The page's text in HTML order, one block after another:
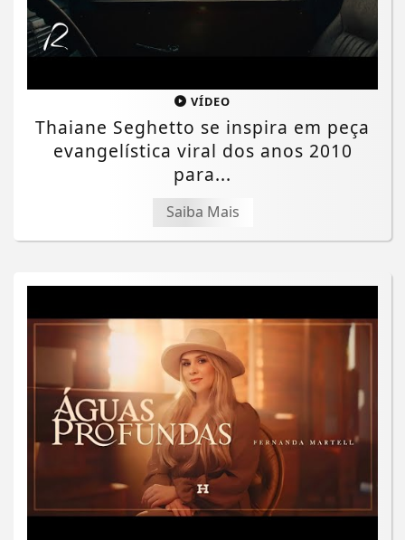
VÍDEO
Thaiane Seghetto se inspira em peça
evangelística viral dos anos 2010
para...
Saiba Mais